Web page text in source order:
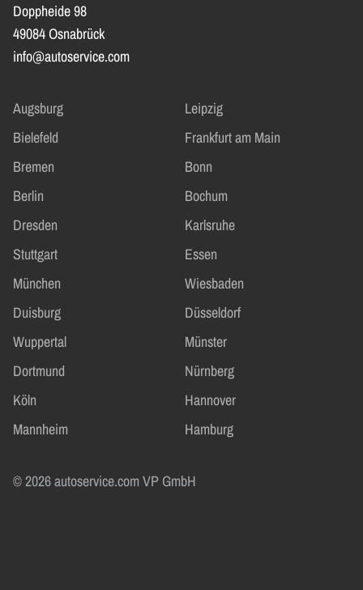
Doppheide 98
49084 Osnabrück
info@autoservice.com
Augsburg
Leipzig
Bielefeld
Frankfurt am Main
Bremen
Bonn
Berlin
Bochum
Dresden
Karlsruhe
Stuttgart
Essen
München
Wiesbaden
Duisburg
Düsseldorf
Wuppertal
Münster
Dortmund
Nürnberg
Köln
Hannover
Mannheim
Hamburg
© 2026 autoservice.com VP GmbH